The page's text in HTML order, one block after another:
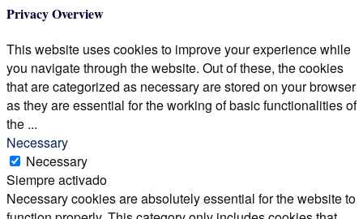
Privacy Overview
This website uses cookies to improve your experience while
you navigate through the website. Out of these, the cookies
that are categorized as necessary are stored on your browser
as they are essential for the working of basic functionalities of
the ...
Necessary
Necessary
Siempre activado
Necessary cookies are absolutely essential for the website to